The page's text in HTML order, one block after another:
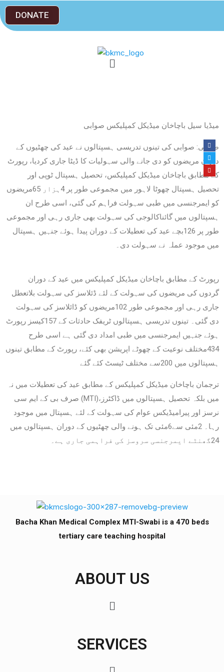
DONATE
میڈیا سیل باچاخان میڈیکل کمپلیکس صوابی
صوابی: صوابی کی تینوں تدریسی ہسپتالوں نے عید کی چھٹیوں کے
دوران مریضوں کو دی جانے والی سہولیات کا ڈیٹا جاری کردیا، رپورٹ
کے مطابق باچاخان میڈیکل کمپلیکس، تحصیل ہسپتال ٹوپی اور
تحصیل ہسپتال چھوٹا لاہور میں مجموعی طور پر 4ہزار 65مریضوں
کو ایمرجنسی میں طبی سہولت فراہم کی گئی، اسی طرح ان
ہسپتالوں میں گائناکالوجی کی سہولت بھی جاری رہی اور مجموعی
طور پر 126بچے عید کی تعطیلات کے دوران پیدا ہوئے جنہیں ہسپتال
میں موجود عملہ نے سہولت دی۔
گردوں کی مریضوں کی سہولت کے لئے ڈئلاسز کی سہولت بلاتعطل
جاری رہی اور مجموعی طور 102مریضوں کو ڈائلاسز کی سہولت
دی گئی۔ تینوں تدریسی ہسپتالوں ٹریفک حادثات کے 157کیسز رپورٹ
ہوئے جنہیں ایمرجنسی میں طبی امداد دی گئی ہے اسی طرح
434مختلف نوعیت کے چھوٹے اپریشن بھی کئے، رپورٹ کے مطابق تینوں
ہسپتالوں میں 200سے مختلف ٹیسٹ کئے گئے
ترجمان باچاخان میڈیکل کمپلیکس کے مطابق عید کی تعطیلات میں نہ
صرف بی کے ایم سی (MTI)میں بلکہ تحصیل ہسپتالوں میں ڈاکٹرز،
نرسز اور پیرامیڈیکس عوام کی سہولت کے لئے ہسپتال میں موجود
رہا۔ 2مئی سے6مئی تک ہونے والی چھٹیوں کے دوران ہسپتالوں میں
24گھنٹے ایمرجنسی سروسز کی فراہمی جاری ہے۔
Bacha Khan Medical Complex MTI-Swabi is a 470 beds
tertiary care teaching hospital
ABOUT US
SERVICES